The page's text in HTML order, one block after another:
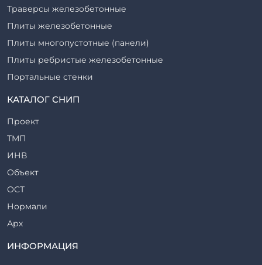
Траверсы железобетонные
Плиты железобетонные
Плиты многопустотные (панели)
Плиты ребристые железобетонные
Портальные стенки
Прогоны железобетонные
Ригели железобетонные
Сваи железобетонные
Стеновые блоки
Стойки железобетонные
Столбы железобетонные
Закладные детали
Трубы железобетонные
Утяжелители железобетонные
КАТАЛОГ СНИП
Проект
ТМП
ИНВ
Объект
ОСТ
Нормали
Арх
ТР
ИНФОРМАЦИЯ